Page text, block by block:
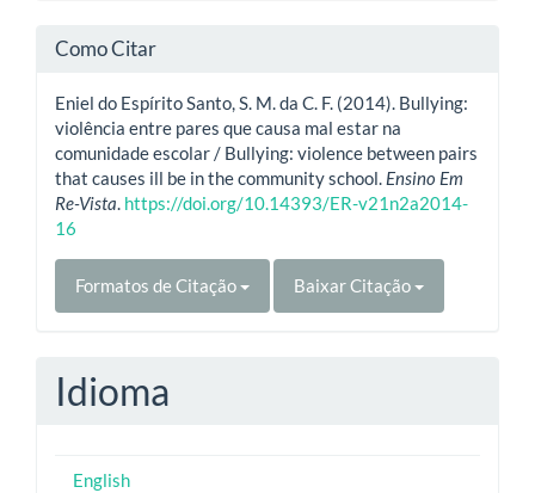
Como Citar
Eniel do Espírito Santo, S. M. da C. F. (2014). Bullying:
violência entre pares que causa mal estar na
comunidade escolar / Bullying: violence between pairs
that causes ill be in the community school. Ensino Em
Re-Vista https://doi.org/10.14393/ER-v21n2a2014-
16
Formatos de Citação Baixar Citação
Idioma
English